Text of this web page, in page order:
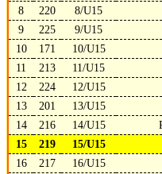
8
220 8/U15
9
225 9/U15
10
171 10/U15
11
213 11/U15
12
224 12/U15
13
201 13/U15
14
216 14/U15
15
219 15/U15
16
217 16/U15